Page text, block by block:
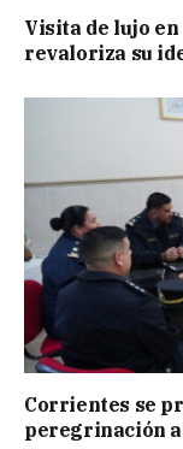
Visita de lujo
revaloriza su
Corrientes se
peregrinación a